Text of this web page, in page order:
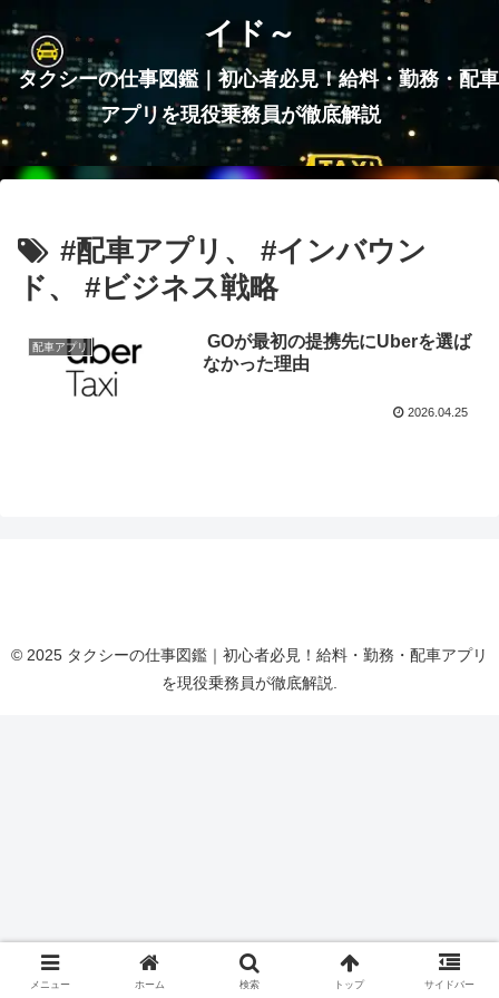
イド～
タクシーの仕事図鑑｜初心者必見！給料・勤務・配車
アプリを現役乗務員が徹底解説
#配車アプリ、 #インバウン
ド、 #ビジネス戦略
配車アプリ
GOが最初の提携先にUberを選ば
なかった理由
2026.04.25
© 2025 タクシーの仕事図鑑｜初心者必見！給料・勤務・配車アプリ
を現役乗務員が徹底解説.
メニュー ホーム 検索 トップ サイドバー